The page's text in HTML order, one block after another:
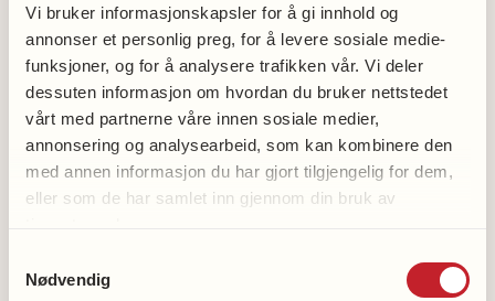
Vi bruker informasjonskapsler for å gi innhold og
annonser et personlig preg, for å levere sosiale medie-
funksjoner, og for å analysere trafikken vår. Vi deler
dessuten informasjon om hvordan du bruker nettstedet
vårt med partnerne våre innen sosiale medier,
annonsering og analysearbeid, som kan kombinere den
med annen informasjon du har gjort tilgjengelig for dem,
eller som de har samlet inn gjennom din bruk av
Nødvendig
Facebook
Med oss-aktiviteter